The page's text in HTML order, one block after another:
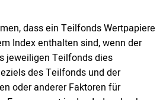
dass ein Teilfonds Wertpapiere
Index enthalten sind, wenn der
jeweiligen Teilfonds dies
des Teilfonds und der
oder anderer Faktoren für